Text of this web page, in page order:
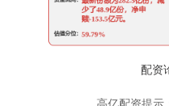
配资
高亿配资提示